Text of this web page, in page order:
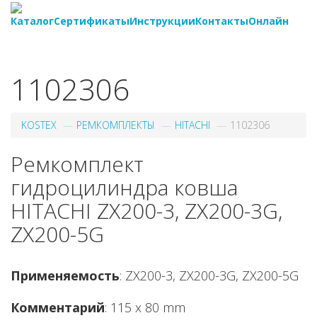
КаталогСертификатыИнструкцииКонтактыОнлайн
1102306
KOSTEX РЕМКОМПЛЕКТЫ HITACHI 1102306
Ремкомплект
гидроцилиндра ковша
HITACHI ZX200-3, ZX200-3G,
ZX200-5G
Применяемость: ZX200-3, ZX200-3G, ZX200-5G
Комментарий: 115 x 80 mm